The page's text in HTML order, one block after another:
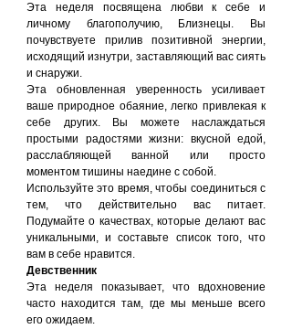
Эта неделя посвящена любви к себе и
личному благополучию, Близнецы. Вы
почувствуете прилив позитивной энергии,
исходящий изнутри, заставляющий вас сиять
и снаружи.
Эта обновленная уверенность усиливает
ваше природное обаяние, легко привлекая к
себе других. Вы можете наслаждаться
простыми радостями жизни: вкусной едой,
расслабляющей ванной или просто
моментом тишины наедине с собой.
Используйте это время, чтобы соединиться с
тем, что действительно вас питает.
Подумайте о качествах, которые делают вас
уникальными, и составьте список того, что
вам в себе нравится.
Девственник
Эта неделя показывает, что вдохновение
часто находится там, где мы меньше всего
его ожидаем.